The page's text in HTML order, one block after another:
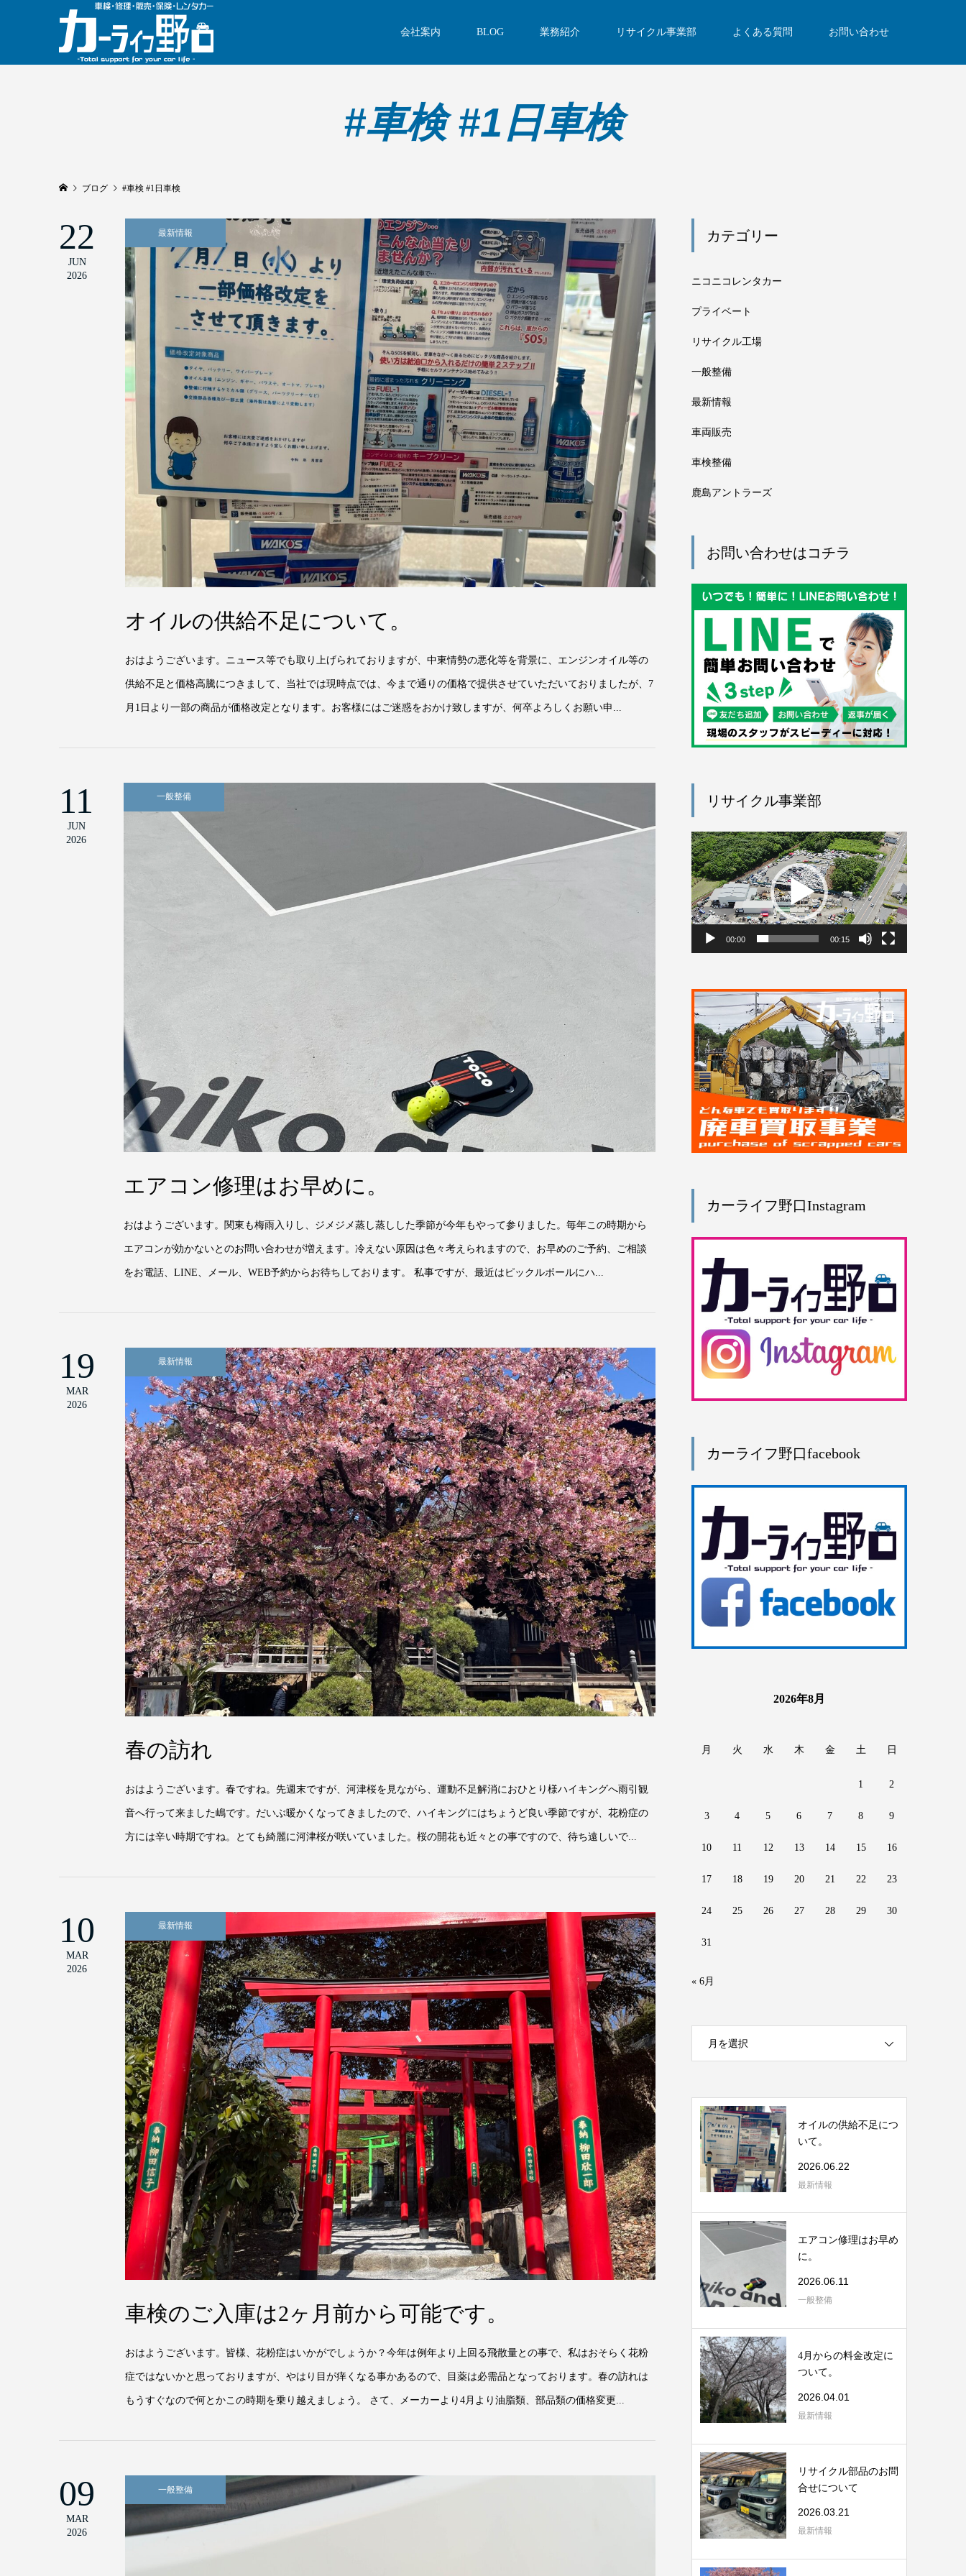
会社案内 BLOG 業務紹介 リサイクル事業部 よくある質問 お問い合わせ
#車検 #1日車検
ブログ #車検 #1日車検
22
JUN
2026
最新情報
オイルの供給不足について。
おはようございます。ニュース等でも取り上げられておりますが、中東情勢の悪化等を背景に、エンジンオイル等の
供給不足と価格高騰につきまして、当社では現時点では、今まで通りの価格で提供させていただいておりましたが、7
月1日より一部の商品が価格改定となります。お客様にはご迷惑をおかけ致しますが、何卒よろしくお願い申...
11
JUN
2026
一般整備
エアコン修理はお早めに。
おはようございます。関東も梅雨入りし、ジメジメ蒸し蒸しした季節が今年もやって参りました。毎年この時期から
エアコンが効かないとのお問い合わせが増えます。冷えない原因は色々考えられますので、お早めのご予約、ご相談
をお電話、LINE、メール、WEB予約からお待ちしております。 私事ですが、最近はピックルボールにハ...
19
MAR
2026
最新情報
春の訪れ
おはようございます。春ですね。先週末ですが、河津桜を見ながら、運動不足解消におひとり様ハイキングへ雨引観
音へ行って来ました嶋です。だいぶ暖かくなってきましたので、ハイキングにはちょうど良い季節ですが、花粉症の
方には辛い時期ですね。とても綺麗に河津桜が咲いていました。桜の開花も近々との事ですので、待ち遠しいで...
10
MAR
2026
最新情報
車検のご入庫は2ヶ月前から可能です。
おはようございます。皆様、花粉症はいかがでしょうか？今年は例年より上回る飛散量との事で、私はおそらく花粉
症ではないかと思っておりますが、やはり目が痒くなる事かあるので、目薬は必需品となっております。春の訪れは
もうすぐなので何とかこの時期を乗り越えましょう。 さて、メーカーより4月より油脂類、部品類の価格変更...
09
MAR
2026
一般整備
カテゴリー
ニコニコレンタカー
プライベート
リサイクル工場
一般整備
最新情報
車両販売
車検整備
鹿島アントラーズ
お問い合わせはコチラ
リサイクル事業部
動
画
プ
レ
ー
ヤ
00:00 00:15
カーライフ野口Instagram
カーライフ野口facebook
2026年8月
月 火 水 木 金 土 日
1 2
3 4 5 6 7 8 9
10 11 12 13 14 15 16
17 18 19 20 21 22 23
24 25 26 27 28 29 30
31
« 6月
月を選択
オイルの供給不足につ
いて。
2026.06.22
最新情報
エアコン修理はお早め
に。
2026.06.11
一般整備
4月からの料金改定に
ついて。
2026.04.01
最新情報
リサイクル部品のお問
合せについて
2026.03.21
最新情報